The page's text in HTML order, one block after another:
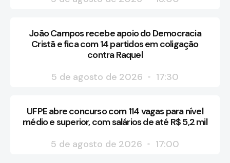
João Campos recebe apoio do Democracia
Cristã e fica com 14 partidos em coligação
contra Raquel
5 de agosto de 2026
17:30
UFPE abre concurso com 114 vagas para nível
médio e superior, com salários de até R$ 5,2 mil
5 de agosto de 2026
17:00